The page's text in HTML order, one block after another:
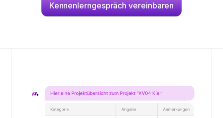
Kennenlerngespräch vereinbaren